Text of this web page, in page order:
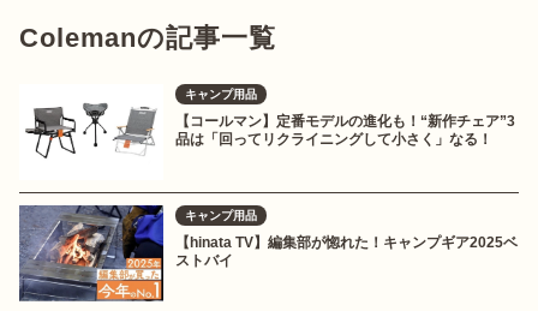
Colemanの記事一覧
キャンプ用品
【コールマン】定番モデルの進化も！“新作チェア”3
品は「回ってリクライニングして小さく」なる！
キャンプ用品
【hinata TV】編集部が惚れた！キャンプギア2025ベ
ストバイ